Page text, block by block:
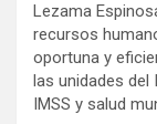
Lezama
recursos
oportuna y
las unidades del
IMSS y salud